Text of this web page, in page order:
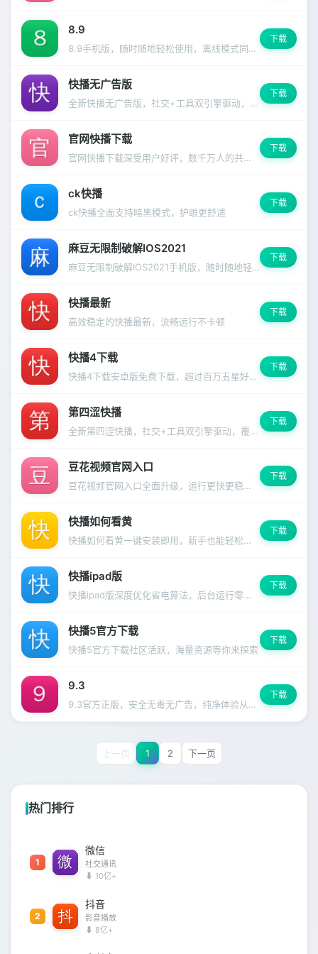
8.9
8.9手机版，随时随地轻松使用，离线模式同样精彩。
下载
快播无广告版
全新快播无广告版，社交+工具双引擎驱动，覆盖生活方方面面。
下载
官网快播下载
官网快播下载深受用户好评，数千万人的共同选择
下载
ck快播
ck快播全面支持暗黑模式，护眼更舒适
下载
麻豆无限制破解IOS2021
麻豆无限制破解IOS2021手机版，随时随地轻松使用，离线模式同样精彩。
下载
快播最新
高效稳定的快播最新，流畅运行不卡顿
下载
快播4下载
快播4下载安卓版免费下载，超过百万五星好评，你值得拥有。
下载
第四涩快播
全新第四涩快播，社交+工具双引擎驱动，覆盖生活方方面面。
下载
豆花视频官网入口
豆花视频官网入口全面升级，运行更快更稳定，启动速度明显提升。
下载
快播如何看黄
快播如何看黄一键安装即用，新手也能轻松上手
下载
快播ipad版
快播ipad版深度优化省电算法，后台运行零负担
下载
快播5官方下载
快播5官方下载社区活跃，海量资源等你来探索
下载
9.3
9.3官方正版，安全无毒无广告，纯净体验从这里开始。
下载
上一页 1 2 下一页
热门排行
1
微信
社交通讯
⬇ 10亿+
2
抖音
影音播放
⬇ 8亿+